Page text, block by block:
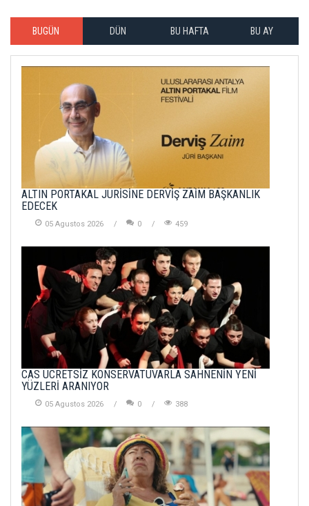
BUGÜN DÜN BU HAFTA BU AY
ALTIN PORTAKAL JÜRİSİNE DERVİŞ ZAİM BAŞKANLIK
EDECEK
05 Agustos 2026 0 459
CAS ÜCRETSİZ KONSERVATUVARLA SAHNENİN YENİ
YÜZLERİ ARANIYOR
05 Agustos 2026 0 388